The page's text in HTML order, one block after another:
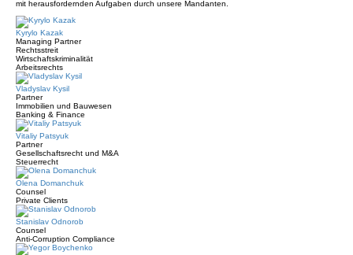
mit herausfordernden Aufgaben durch unsere Mandanten.
Kyrylo Kazak
Managing Partner
Rechtsstreit
Wirtschaftskriminalität
Arbeitsrechts
Vladyslav Kysil
Partner
Immobilien und Bauwesen
Banking & Finance
Vitaliy Patsyuk
Partner
Gesellschaftsrecht und M&A
Steuerrecht
Olena Domanchuk
Counsel
Private Clients
Stanislav Odnorob
Counsel
Anti-Corruption Compliance